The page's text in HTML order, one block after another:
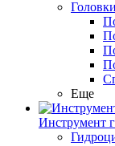
Еще
Инструмент